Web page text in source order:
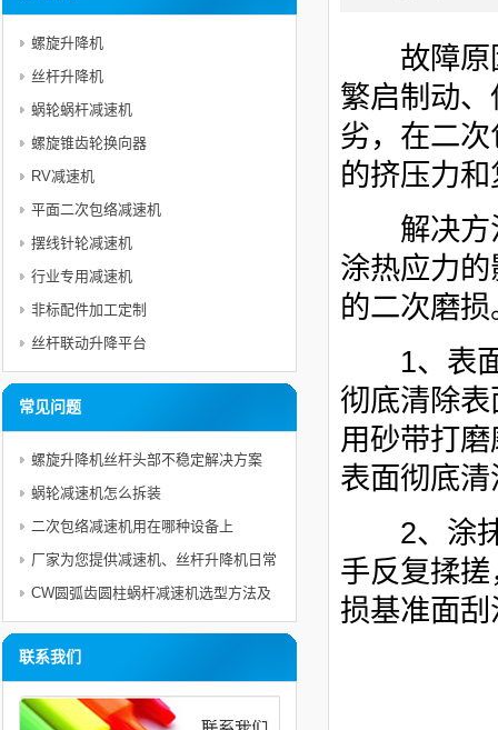
故障原因
繁启制动
劣，在二
的挤压力
解决方法
涂热应力
的二次磨损
1、表面
彻底清除
用砂带打
表面彻底
2、涂抹
手反复揉
损基准面
螺旋升降机
丝杆升降机
蜗轮蜗杆减速机
螺旋锥齿轮换向器
RV减速机
平面二次包络减速机
摆线针轮减速机
行业专用减速机
非标配件加工定制
丝杆联动升降平台
常见问题
螺旋升降机丝杆头部不稳定解决方案
蜗轮减速机怎么拆装
二次包络减速机用在哪种设备上
厂家为您提供减速机、丝杆升降机日常
使用电机的维护与注意事项及保护措施
CW圆弧齿圆柱蜗杆减速机选型方法及
举例
联系我们